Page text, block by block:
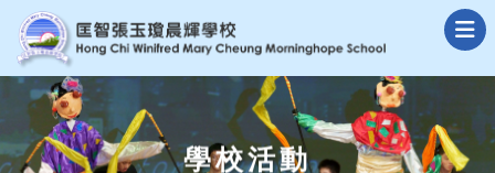
學校活動